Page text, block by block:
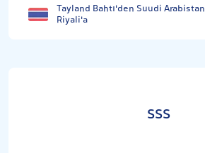
Tayland Bahtı'den Suudi Arabistan
Riyali'a
SSS